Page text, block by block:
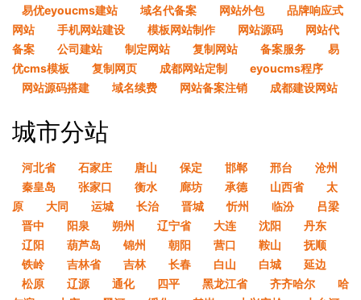
易优eyoucms建站
域名代备案 网站外包
品牌响应式
网站
手机网站建设 模板网站制作 网站源码
网站代
备案
公司建站 制定网站 复制网站 备案服务
易
优cms模板
复制网页 成都网站定制
eyoucms程序
网站源码搭建
域名续费 网站备案注销 成都建设网站
城市分站
河北省 石家庄 唐山 保定 邯郸 邢台
沧州
秦皇岛
张家口 衡水 廊坊 承德 山西省
太
原
大同 运城 长治 晋城 忻州 临汾
吕梁
晋中
阳泉 朔州 辽宁省 大连 沈阳
丹东
辽阳
葫芦岛 锦州 朝阳 营口 鞍山
抚顺
铁岭
吉林省 吉林 长春 白山 白城
延边
松原
辽源 通化 四平 黑龙江省 齐齐哈尔
哈